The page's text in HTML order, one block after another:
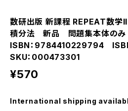
数研出版 新課程 REPEAT数学
積分法 新品 問題集本体の
ISBN：9784410229794
SKU：000473301
¥570
International shipping